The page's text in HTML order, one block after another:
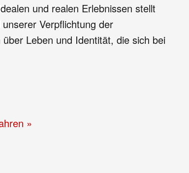
und realen Erlebnissen stellt
Verpflichtung der
Leben und Identität, die sich bei
»